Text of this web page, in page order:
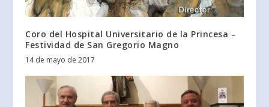
Coro del Hospital Universitario de la Princesa –
Festividad de San Gregorio Magno
14 de mayo de 2017